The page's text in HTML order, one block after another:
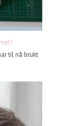
til nå brukt